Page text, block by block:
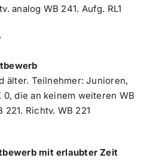
analog WB 241. Aufg. RL1
älter. Teilnehmer: Junioren,
0, die an keinem weiteren WB
Richtv. WB 221
mit erlaubter Zeit